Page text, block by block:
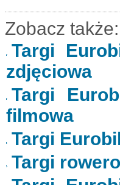
Zobacz także:
Targi
zdjęciowa
Targi
filmowa
Targi
Targi